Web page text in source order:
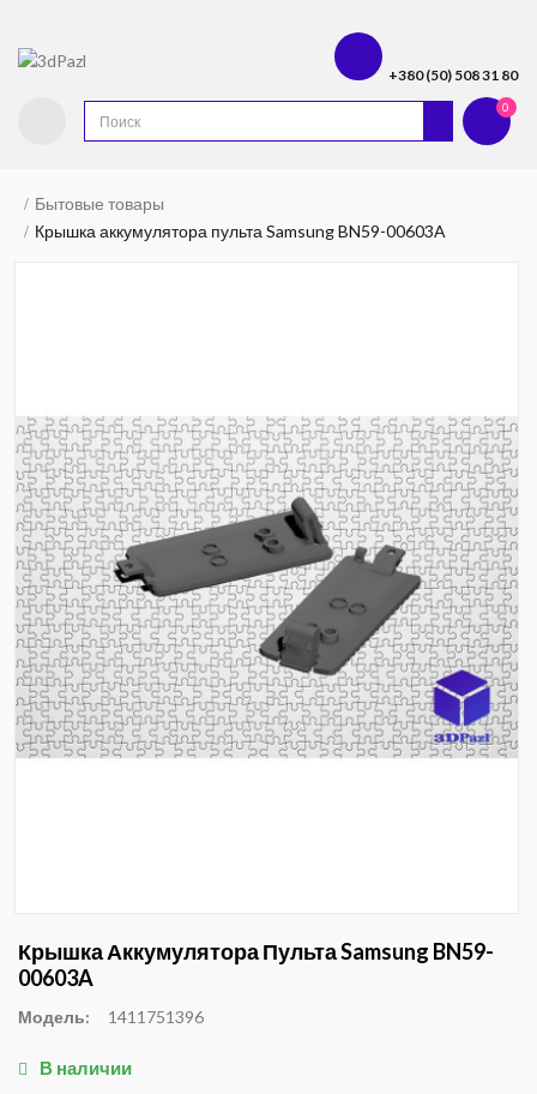
+380 (50) 508 31 80
0
Бытовые товары
Крышка аккумулятора пульта Samsung BN59-00603A
Крышка Аккумулятора Пульта Samsung BN59-
00603A
Модель: 1411751396
В наличии